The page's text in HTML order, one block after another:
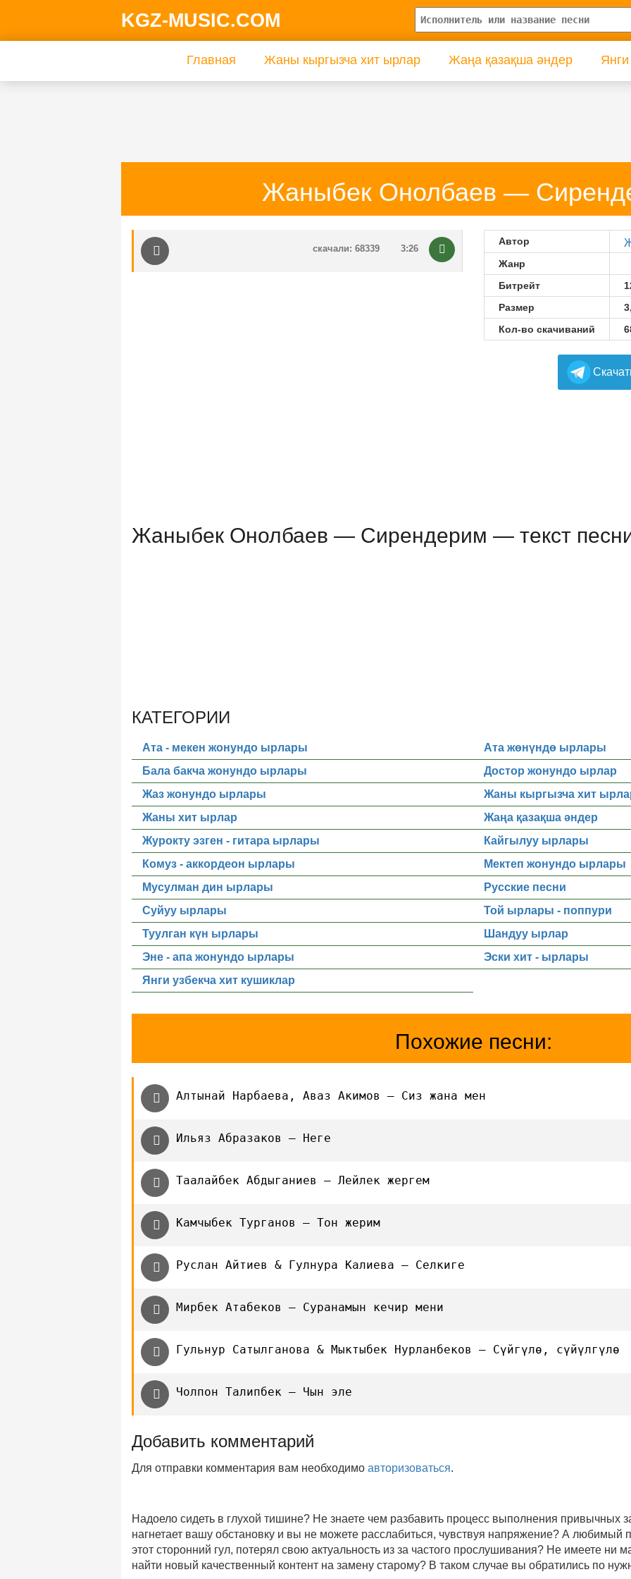
KGZ-MUSIC.COM
Главная Жаны кыргызча хит ырлар Жаңа қазақша әндер
Жаныбек Онолбаев —
3:26
скачали: 68339
Автор
Жанр
Битрейт
Размер
Кол-во скачиваний
Жаныбек Онолбаев — Сирендерим — текст
КАТЕГОРИИ
Ата - мекен жонундо ырлары
Ата жөнүндө ырлары
Бала бакча жонундо ырлары
Достор жонундо ырлар
Жаз жонундо ырлары
Жаны кыргызча хит
Жаны хит ырлар
Жаңа қазақша әндер
Журокту эзген - гитара ырлары
Кайгылуу ырлары
Комуз - аккордеон ырлары
Мектеп жонундо ырлары
Мусулман дин ырлары
Русские песни
Суйуу ырлары
Той ырлары - поппури
Туулган күн ырлары
Шандуу ырлар
Эне - апа жонундо ырлары
Эски хит - ырлары
Янги узбекча хит кушиклар
Похожие песни:
Алтынай Нарбаева, Аваз Акимов — Сиз жана мен
Ильяз Абразаков — Неге
Таалайбек Абдыганиев — Лейлек жергем
Камчыбек Турганов — Тон жерим
Руслан Айтиев & Гулнура Калиева — Селкиге
Мирбек Атабеков — Суранамын кечир мени
Гульнур Сатылганова & Мыктыбек Нурланбеков — Сүйгүлө, сүйүлгүлө
Чолпон Талипбек — Чын эле
Добавить комментарий
Для отправки комментария вам необходимо авторизоваться.
Надоело сидеть в глухой тишине? Не знаете чем разбавить процесс выполнения
нагнетает вашу обстановку и вы не можете расслабиться, чувствуя напряжение? А любимый
этот сторонний гул, потерял свою актуальность из за частого прослушивания? Не имеете ни
найти новый качественный контент на замену старому? В таком случае вы обратились по